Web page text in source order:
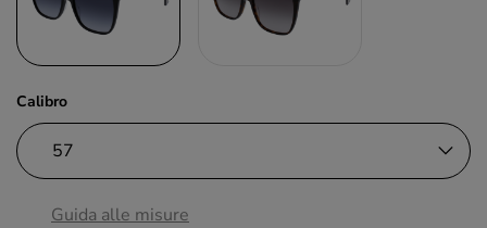
Calibro
Guida alle misure